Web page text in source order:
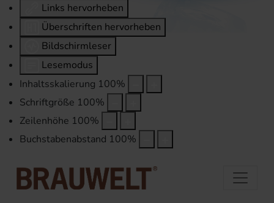
Links hervorheben
Überschriften hervorheben
Bildschirmleser
Lesemodus
Inhaltsskalierung 100%
Schriftgröße 100%
Zeilenhöhe 100%
Buchstabenabstand 100%